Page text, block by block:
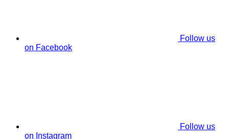
Follow us
on Facebook
Follow us
on Instagram